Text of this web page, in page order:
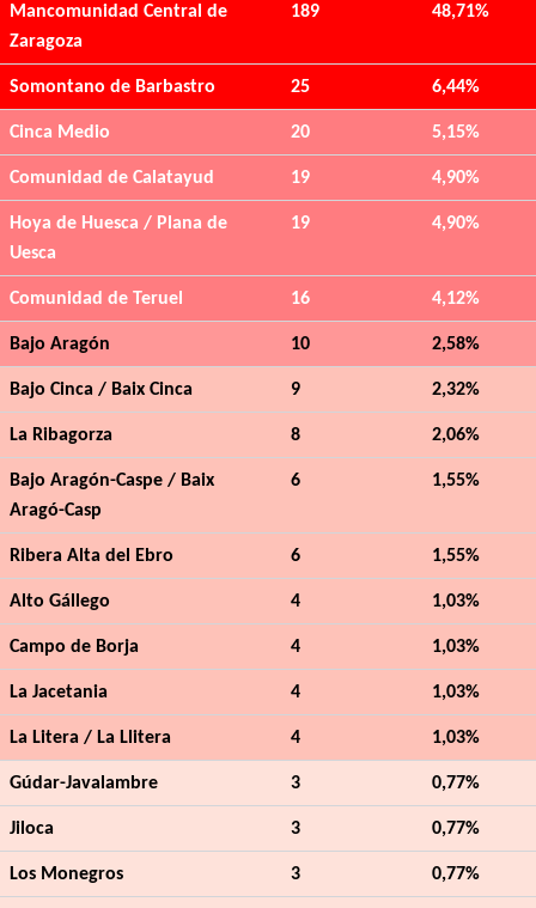
Mancomunidad Central de
Zaragoza
189 48,71%
Somontano de Barbastro 25 6,44%
Cinca Medio 20 5,15%
Comunidad de Calatayud 19 4,90%
Hoya de Huesca / Plana de
Uesca
19 4,90%
Comunidad de Teruel 16 4,12%
Bajo Aragón 10 2,58%
Bajo Cinca / Baix Cinca 9 2,32%
La Ribagorza 8 2,06%
Bajo Aragón-Caspe / Baix
Aragó-Casp
6 1,55%
Ribera Alta del Ebro 6 1,55%
Alto Gállego 4 1,03%
Campo de Borja 4 1,03%
La Jacetania 4 1,03%
La Litera / La Llitera 4 1,03%
Gúdar-Javalambre 3 0,77%
Jiloca 3 0,77%
Los Monegros 3 0,77%